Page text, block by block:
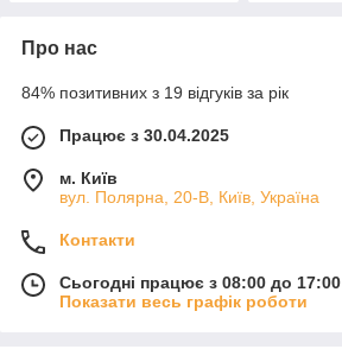
Про нас
84% позитивних з 19 відгуків за рік
Працює з 30.04.2025
м. Київ
вул. Полярна, 20-В, Київ, Україна
Контакти
Сьогодні працює з 08:00 до 17:00
Показати весь графік роботи